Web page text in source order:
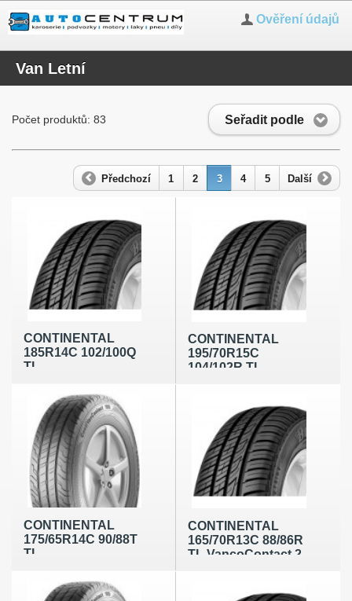
Ověření údajů
Van Letní
Seřadit podle
Počet produktů: 83
Předchozí 1 2 3 4 5 Další
CONTINENTAL
185R14C 102/100Q
TL
CONTINENTAL
195/70R15C
104/102R TL
CONTINENTAL
175/65R14C 90/88T
TL
CONTINENTAL
165/70R13C 88/86R
TL VancoContact 2